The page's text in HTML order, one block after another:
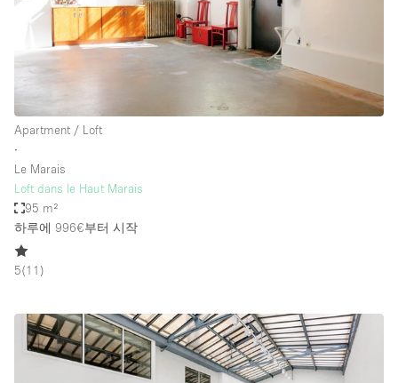
Apartment / Loft
∙
Le Marais
Loft dans le Haut Marais
95 m²
하루에 996€부터 시작
5(11 )